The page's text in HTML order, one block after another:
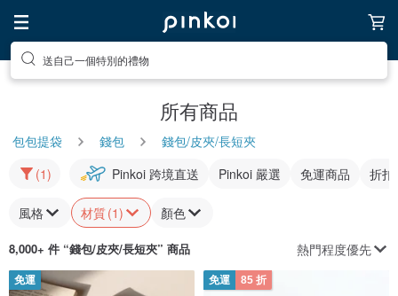
送自己一個特別的禮物
所有商品
包包提袋 錢包
錢包/皮夾/長短夾
(1)
Pinkoi 跨境直送 Pinkoi 嚴選 免運商品 折扣
風格 材質(1) 顏色
8,000+ 件 “錢包/皮夾/長短夾” 商品 熱門程度優先
免運 免運 85 折